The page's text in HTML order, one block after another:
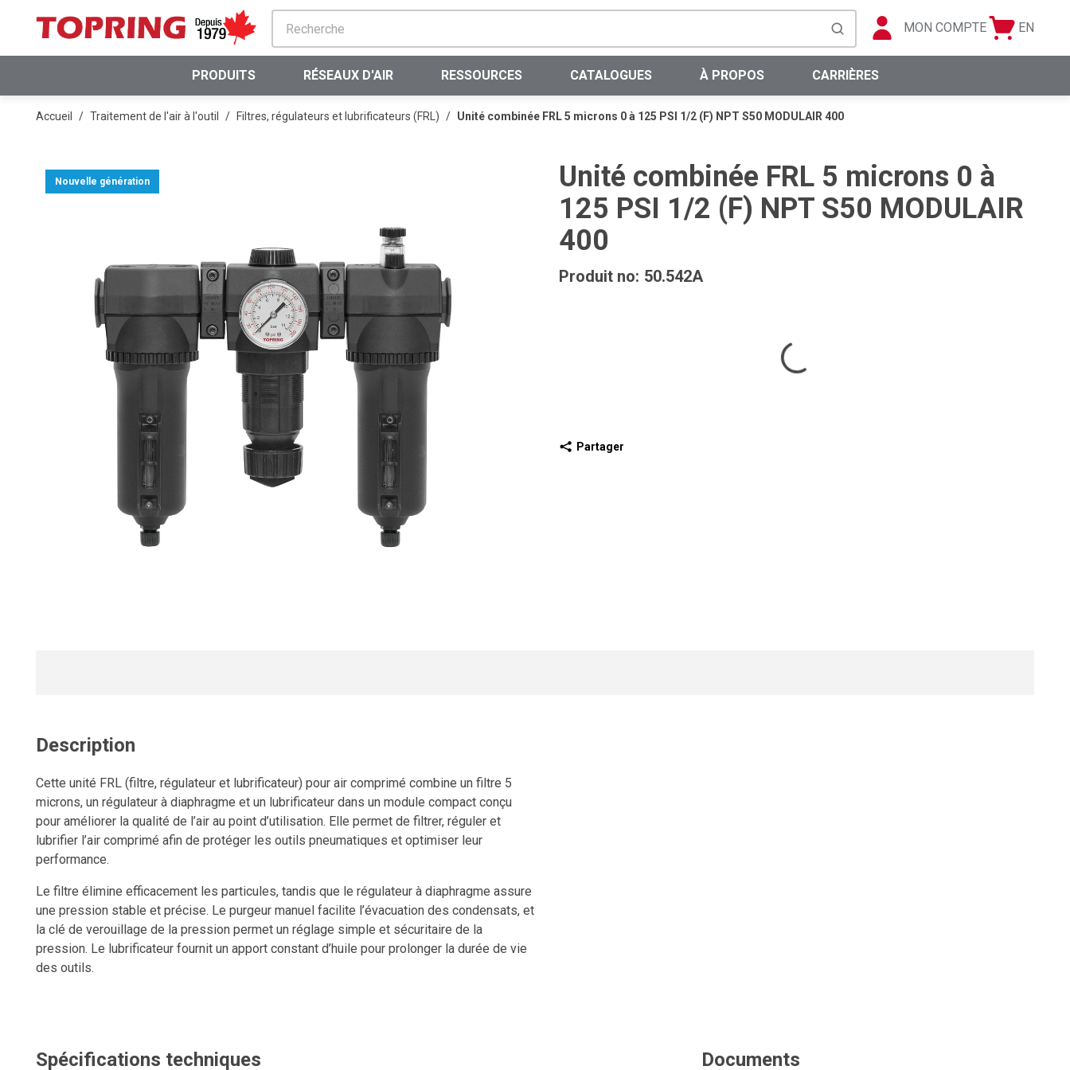
PASSER AU CONTENU PRINCIPAL
soumettre la recherche
MON COMPTE
Panier
Langue
EN
PRODUITS RÉSEAUX D'AIR RESSOURCES CATALOGUES À PROPOS CARRIÈRES
Accueil / Traitement de l'air à l'outil / Filtres, régulateurs et lubrificateurs (FRL) / Unité combinée FRL 5 microns 0 à 125 PSI 1/2 (F) NPT S50 MODULAIR 400
Nouvelle génération
Unité combinée FRL 5 microns 0 à
125 PSI 1/2 (F) NPT S50 MODULAIR
400
Produit no: 50.542A
Partager
Description
Cette unité FRL (filtre, régulateur et lubrificateur) pour air comprimé combine un filtre 5
microns, un régulateur à diaphragme et un lubrificateur dans un module compact conçu
pour améliorer la qualité de l’air au point d’utilisation. Elle permet de filtrer, réguler et
lubrifier l’air comprimé afin de protéger les outils pneumatiques et optimiser leur
performance.
Le filtre élimine efficacement les particules, tandis que le régulateur à diaphragme assure
une pression stable et précise. Le purgeur manuel facilite l’évacuation des condensats, et
la clé de verouillage de la pression permet un réglage simple et sécuritaire de la
pression. Le lubrificateur fournit un apport constant d’huile pour prolonger la durée de vie
des outils.
Une solution compacte, fiable et durable pour améliorer la qualité de l’air comprimé et la
Spécifications techniques Documents